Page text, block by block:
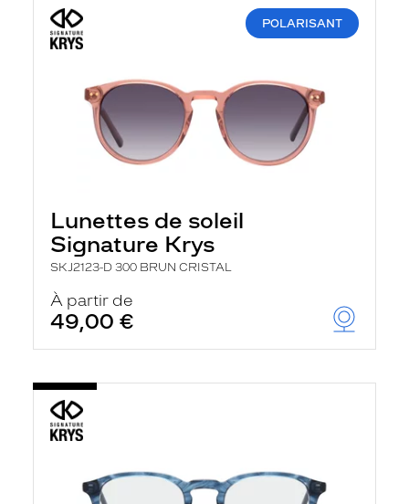
POLARISANT
Lunettes de soleil
Signature Krys
SKJ2123-D 300 BRUN CRISTAL
À partir de
49,00 €